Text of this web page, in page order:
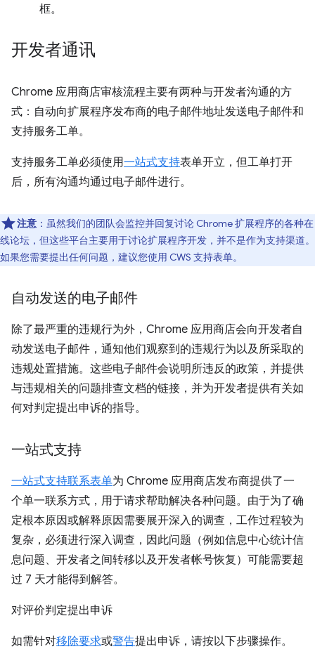
框。
开发者通讯
Chrome 应用商店审核流程主要有两种与开发者沟通的方
式：自动向扩展程序发布商的电子邮件地址发送电子邮件和
支持服务工单。
支持服务工单必须使用一站式支持表单开立，但工单打开
后，所有沟通均通过电子邮件进行。
注意 ：虽然我们的团队会监控并回复讨论 Chrome 扩展程序的各种在
线论坛，但这些平台主要用于讨论扩展程序开发，并不是作为支持渠道。
如果您需要提出任何问题，建议您使用 CWS 支持表单。
自动发送的电子邮件
除了最严重的违规行为外，Chrome 应用商店会向开发者自
动发送电子邮件，通知他们观察到的违规行为以及所采取的
违规处置措施。这些电子邮件会说明所违反的政策，并提供
与违规相关的问题排查文档的链接，并为开发者提供有关如
何对判定提出申诉的指导。
一站式支持
一站式支持联系表单为 Chrome 应用商店发布商提供了一
个单一联系方式，用于请求帮助解决各种问题。由于为了确
定根本原因或解释原因需要展开深入的调查，工作过程较为
复杂，必须进行深入调查，因此问题（例如信息中心统计信
息问题、开发者之间转移以及开发者帐号恢复）可能需要超
过 7 天才能得到解答。
对评价判定提出申诉
如需针对移除要求或警告提出申诉，请按以下步骤操作。